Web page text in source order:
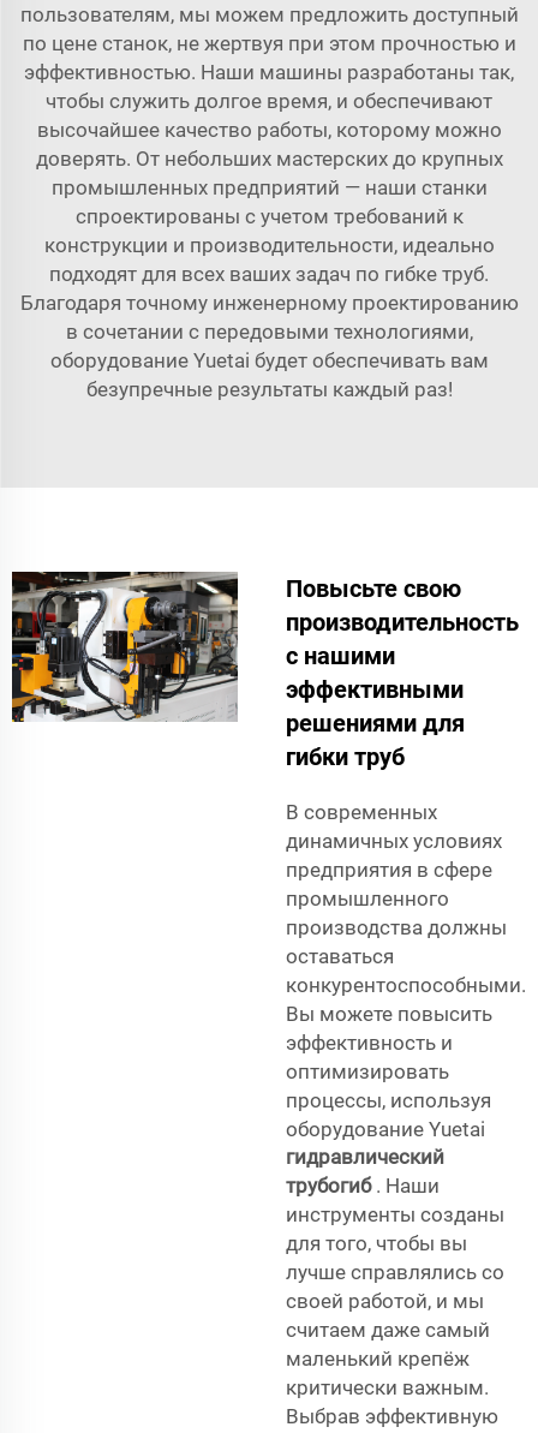
пользователям, мы можем предложить доступный
по цене станок, не жертвуя при этом прочностью и
эффективностью. Наши машины разработаны так,
чтобы служить долгое время, и обеспечивают
высочайшее качество работы, которому можно
доверять. От небольших мастерских до крупных
промышленных предприятий — наши станки
спроектированы с учетом требований к
конструкции и производительности, идеально
подходят для всех ваших задач по гибке труб.
Благодаря точному инженерному проектированию
в сочетании с передовыми технологиями,
оборудование Yuetai будет обеспечивать вам
безупречные результаты каждый раз!
Повысьте свою
производительность
с нашими
эффективными
решениями для
гибки труб
В современных
динамичных условиях
предприятия в сфере
промышленного
производства должны
оставаться
конкурентоспособными.
Вы можете повысить
эффективность и
оптимизировать
процессы, используя
оборудование Yuetai
гидравлический
трубогиб . Наши
инструменты созданы
для того, чтобы вы
лучше справлялись со
своей работой, и мы
считаем даже самый
маленький крепёж
критически важным.
Выбрав эффективную